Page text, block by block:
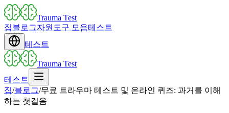
Trauma Test
집블로그자원 도구 모음테스트
테스트
Trauma Test
테스트
집/블로그/무료 트라우마 테스트 및 온라인 퀴즈: 과거를 이해
하는 첫걸음